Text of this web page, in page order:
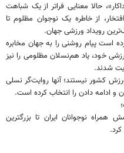
حالا معنایی فراتر از یک شباهت
از خاطره یک نوجوان مظلوم تا
رویداد ورزشی جهان.
است پیام روشنی را به جهان مخابره
ورزشی خود، یاد هم‌نسلان مظلومی را نیز
شدند.
ورزش کشور نیستند؛ آنها روایت‌گر نسلی
و ادامه دادن را انتخاب کرده است.
همراه نوجوانان ایران تا بزرگترین